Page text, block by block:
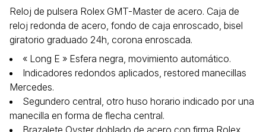
Reloj de pulsera Rolex GMT-Master de acero. Caja de
reloj redonda de acero, fondo de caja enroscado, bisel
giratorio graduado 24h, corona enroscada.
« Long E » Esfera negra, movimiento automático.
Indicadores redondos aplicados, restored manecillas
Mercedes.
Segundero central, otro huso horario indicado por una
manecilla en forma de flecha central.